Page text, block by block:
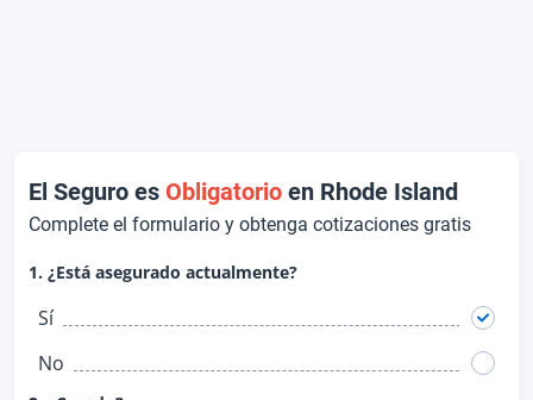
El Seguro es Obligatorio en Rhode Island
Complete el formulario y obtenga cotizaciones gratis
1. ¿Está asegurado actualmente?
Sí
No